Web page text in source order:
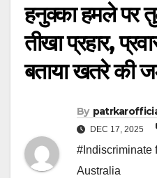
हनुक्का हमले पर
तीखा प्रहार,
बताया खतरे की
By
DEC 17, 2025
#Indiscriminate
Australia